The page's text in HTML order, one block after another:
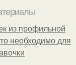
из профильной
необходимо для